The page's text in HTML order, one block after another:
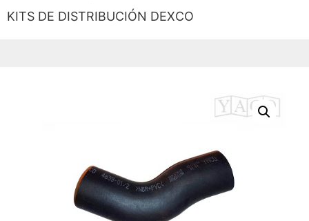
KITS DE DISTRIBUCIÓN DEXCO